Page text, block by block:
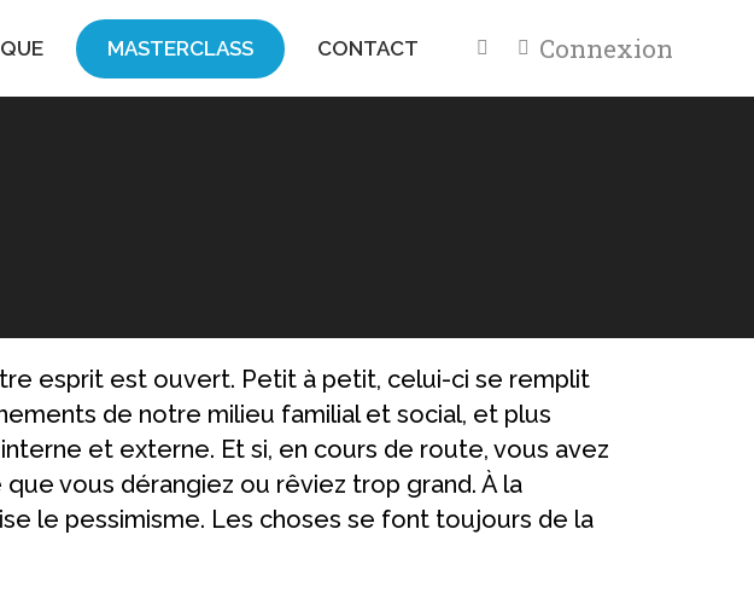
MASTERCLASS CONTACT Connexion
esprit est ouvert. Petit à petit, celui-ci se remplit
de notre milieu familial et social, et plus
et externe. Et si, en cours de route, vous avez
vous dérangiez ou rêviez trop grand. À la
le pessimisme. Les choses se font toujours de la